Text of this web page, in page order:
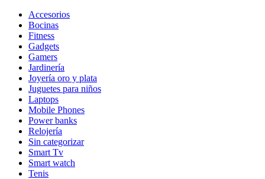
Accesorios
Bocinas
Fitness
Gadgets
Gamers
Jardinería
Joyería oro y plata
Juguetes para niños
Laptops
Mobile Phones
Power banks
Relojería
Sin categorizar
Smart Tv
Smart watch
Tenis